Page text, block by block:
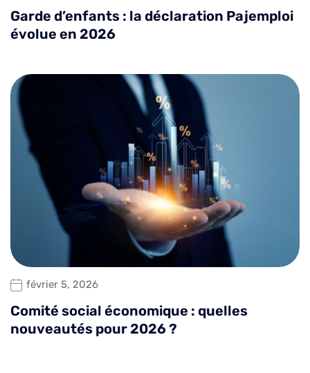
Garde d’enfants : la déclaration Pajemploi
évolue en 2026
février 5, 2026
Comité social économique : quelles
nouveautés pour 2026 ?